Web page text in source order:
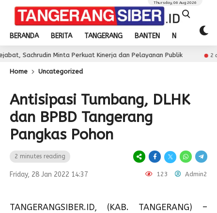
BERANDA BERITA TANGERANG BANTEN NASIONAL
Thursday, 06 Aug 2026
Minta Perkuat Kinerja dan Pelayanan Publik 2 day ago
Home Uncategorized
Antisipasi Tumbang, DLHK
dan BPBD Tangerang
Pangkas Pohon
2 minutes reading
Friday, 28 Jan 2022 14:37 123 Admin2
TANGERANGSIBER.ID, (KAB. TANGERANG) –